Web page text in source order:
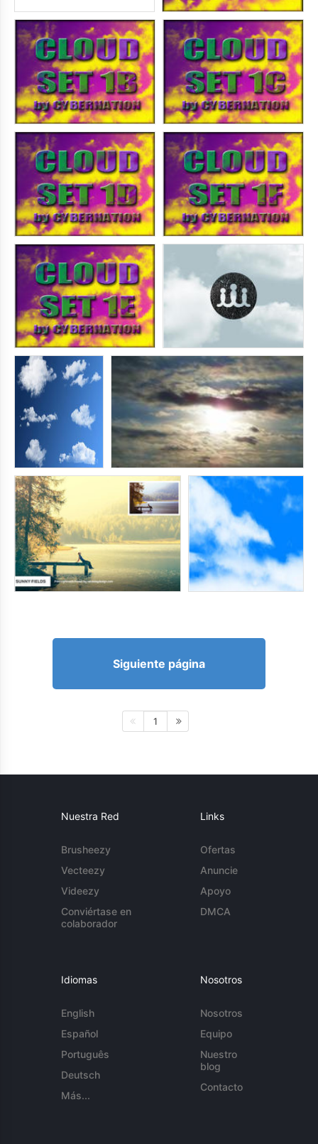
Siguiente página
1
Nuestra Red
Brusheezy
Vecteezy
Videezy
Conviértase en
colaborador
Links
Ofertas
Anuncie
Apoyo
DMCA
Idiomas
English
Español
Português
Deutsch
Más...
Nosotros
Nosotros
Equipo
Nuestro
blog
Contacto